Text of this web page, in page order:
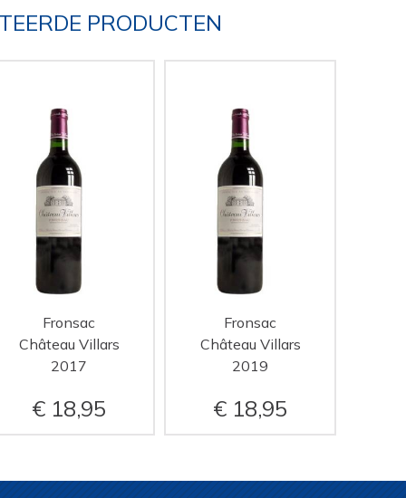
PRODUCTEN
Fronsac
Château Villars
2017
18,95
Fronsac
Château Villars
2019
18,95